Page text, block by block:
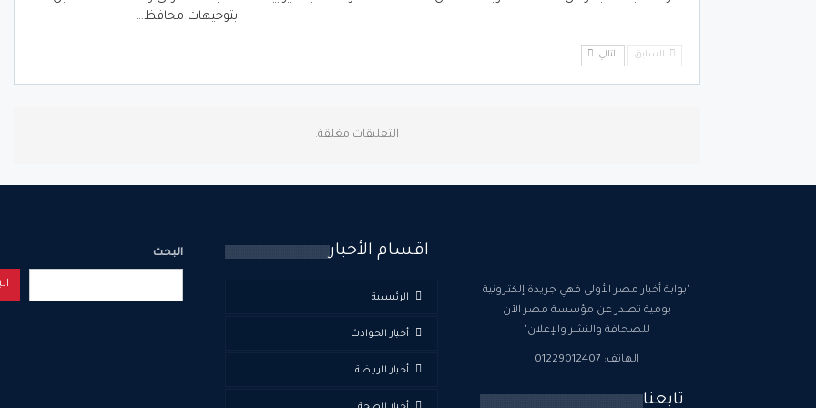
بتوجيهات محافظ…
السابق التالي
التعليقات مغلقة.
"بوابة أخبار مصر الأولى فهي جريدة إلكترونية
يومية تصدر عن مؤسسة مصر الآن
للصحافة والنشر والإعلان"
الهاتف: 01229012407
تابعنا
اقسام الأخبار
الرئيسية
أخبار الحوادث
أخبار الرياضة
البحث